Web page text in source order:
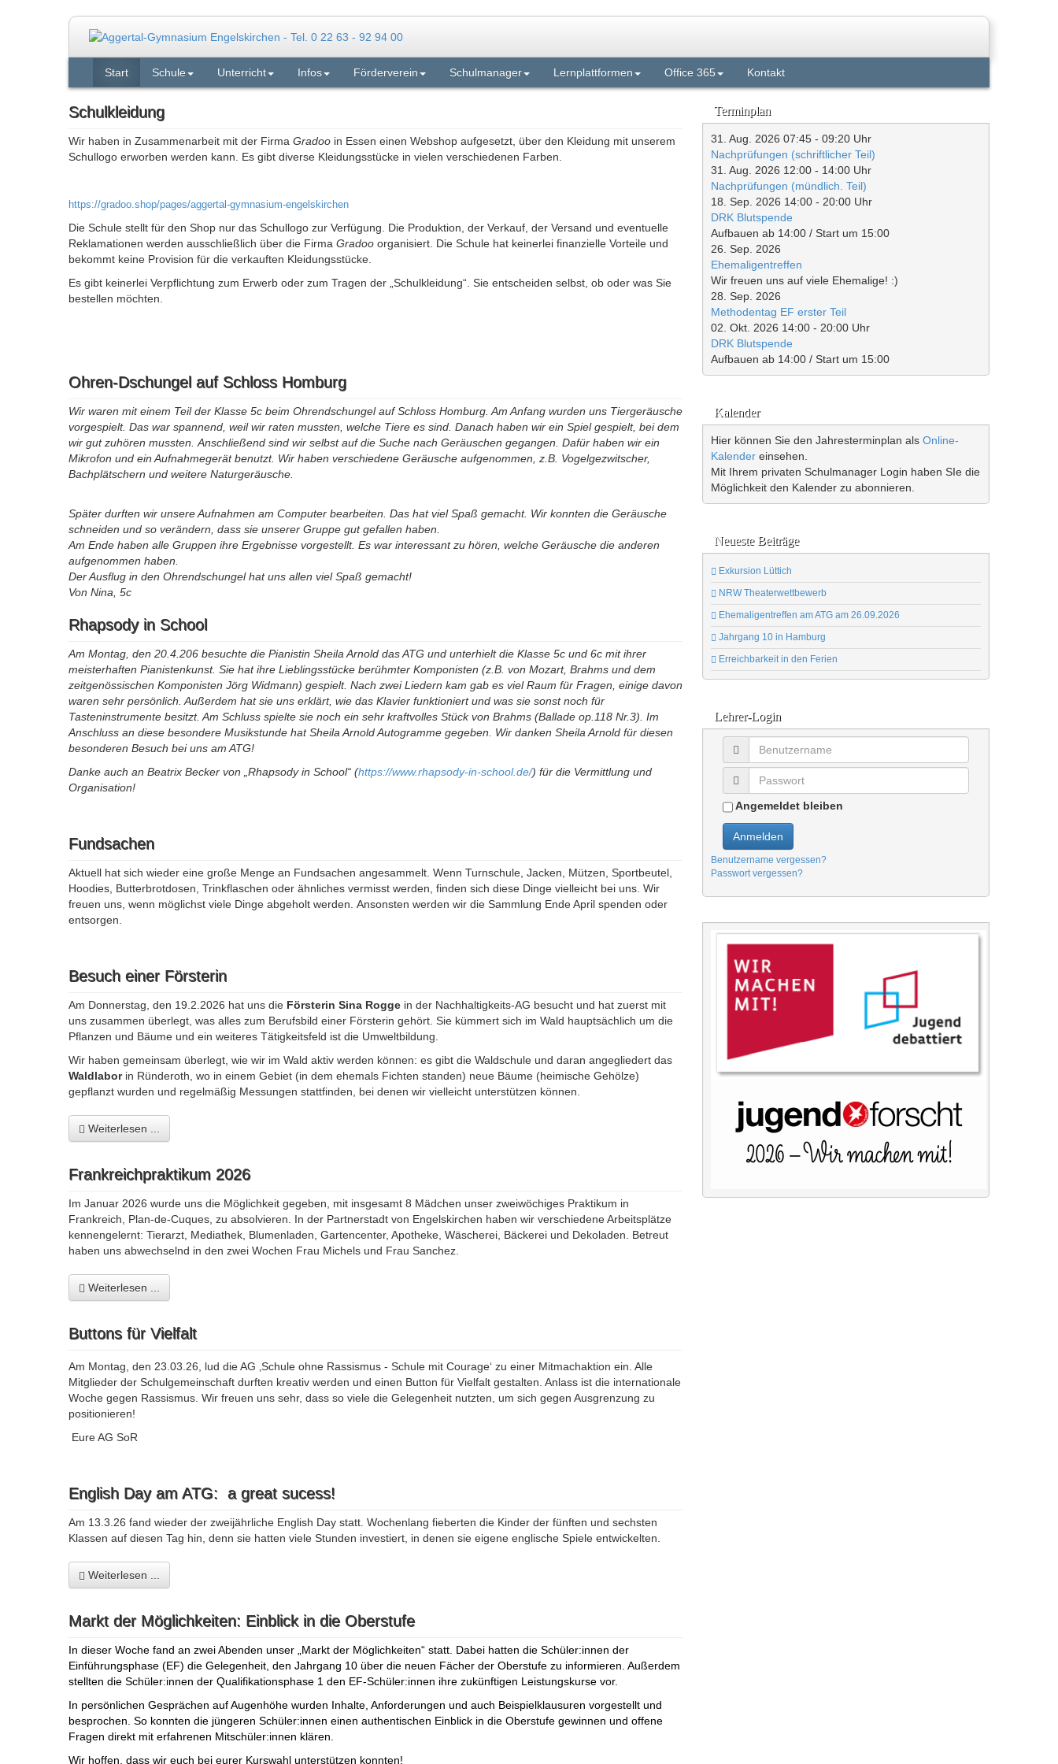
Start Schule Unterricht Infos Förderverein Schulmanager Lernplattformen Office 365 Kontakt
Schulkleidung
Wir haben in Zusammenarbeit mit der Firma Gradoo in Essen einen Webshop aufgesetzt, über den Kleidung mit unserem
Schullogo erworben werden kann. Es gibt diverse Kleidungsstücke in vielen verschiedenen Farben.
https://gradoo.shop/pages/aggertal-gymnasium-engelskirchen
Die Schule stellt für den Shop nur das Schullogo zur Verfügung. Die Produktion, der Verkauf, der Versand und eventuelle
Reklamationen werden ausschließlich über die Firma Gradoo organisiert. Die Schule hat keinerlei finanzielle Vorteile und
bekommt keine Provision für die verkauften Kleidungsstücke.
Es gibt keinerlei Verpflichtung zum Erwerb oder zum Tragen der „Schulkleidung“. Sie entscheiden selbst, ob oder was Sie
bestellen möchten.
Ohren-Dschungel auf Schloss Homburg
Wir waren mit einem Teil der Klasse 5c beim Ohrendschungel auf Schloss Homburg. Am Anfang wurden uns Tiergeräusche
vorgespielt. Das war spannend, weil wir raten mussten, welche Tiere es sind. Danach haben wir ein Spiel gespielt, bei dem
wir gut zuhören mussten. Anschließend sind wir selbst auf die Suche nach Geräuschen gegangen. Dafür haben wir ein
Mikrofon und ein Aufnahmegerät benutzt. Wir haben verschiedene Geräusche aufgenommen, z.B. Vogelgezwitscher,
Bachplätschern und weitere Naturgeräusche.
Später durften wir unsere Aufnahmen am Computer bearbeiten. Das hat viel Spaß gemacht. Wir konnten die Geräusche
schneiden und so verändern, dass sie unserer Gruppe gut gefallen haben.
Am Ende haben alle Gruppen ihre Ergebnisse vorgestellt. Es war interessant zu hören, welche Geräusche die anderen
aufgenommen haben.
Der Ausflug in den Ohrendschungel hat uns allen viel Spaß gemacht!
Von Nina, 5c
Rhapsody in School
Am Montag, den 20.4.206 besuchte die Pianistin Sheila Arnold das ATG und unterhielt die Klasse 5c und 6c mit ihrer
meisterhaften Pianistenkunst. Sie hat ihre Lieblingsstücke berühmter Komponisten (z.B. von Mozart, Brahms und dem
zeitgenössischen Komponisten Jörg Widmann) gespielt. Nach zwei Liedern kam gab es viel Raum für Fragen, einige davon
waren sehr persönlich. Außerdem hat sie uns erklärt, wie das Klavier funktioniert und was sie sonst noch für
Tasteninstrumente besitzt. Am Schluss spielte sie noch ein sehr kraftvolles Stück von Brahms (Ballade op.118 Nr.3). Im
Anschluss an diese besondere Musikstunde hat Sheila Arnold Autogramme gegeben. Wir danken Sheila Arnold für diesen
besonderen Besuch bei uns am ATG!
Danke auch an Beatrix Becker von „Rhapsody in School“ (https://www.rhapsody-in-school.de/) für die Vermittlung und
Organisation!
Fundsachen
Aktuell hat sich wieder eine große Menge an Fundsachen angesammelt. Wenn Turnschule, Jacken, Mützen, Sportbeutel,
Hoodies, Butterbrotdosen, Trinkflaschen oder ähnliches vermisst werden, finden sich diese Dinge vielleicht bei uns. Wir
freuen uns, wenn möglichst viele Dinge abgeholt werden. Ansonsten werden wir die Sammlung Ende April spenden oder
entsorgen.
Besuch einer Försterin
Am Donnerstag, den 19.2.2026 hat uns die Försterin Sina Rogge in der Nachhaltigkeits-AG besucht und hat zuerst mit
uns zusammen überlegt, was alles zum Berufsbild einer Försterin gehört. Sie kümmert sich im Wald hauptsächlich um die
Pflanzen und Bäume und ein weiteres Tätigkeitsfeld ist die Umweltbildung.
Wir haben gemeinsam überlegt, wie wir im Wald aktiv werden können: es gibt die Waldschule und daran angegliedert das
Waldlaborin Ründeroth, wo in einem Gebiet (in dem ehemals Fichten standen) neue Bäume (heimische Gehölze)
gepflanzt wurden und regelmäßig Messungen stattfinden, bei denen wir vielleicht unterstützen können.
Weiterlesen ...
Frankreichpraktikum 2026
Im Januar 2026 wurde uns die Möglichkeit gegeben, mit insgesamt 8 Mädchen unser zweiwöchiges Praktikum in
Frankreich, Plan-de-Cuques, zu absolvieren. In der Partnerstadt von Engelskirchen haben wir verschiedene Arbeitsplätze
kennengelernt: Tierarzt, Mediathek, Blumenladen, Gartencenter, Apotheke, Wäscherei, Bäckerei und Dekoladen. Betreut
haben uns abwechselnd in den zwei Wochen Frau Michels und Frau Sanchez.
Weiterlesen ...
Buttons für Vielfalt
Am Montag, den 23.03.26, lud die AG ‚Schule ohne Rassismus - Schule mit Courage‘ zu einer Mitmachaktion ein. Alle
Mitglieder der Schulgemeinschaft durften kreativ werden und einen Button für Vielfalt gestalten. Anlass ist die internationale
Woche gegen Rassismus. Wir freuen uns sehr, dass so viele die Gelegenheit nutzten, um sich gegen Ausgrenzung zu
positionieren!
Eure AG SoR
English Day am ATG: a great sucess!
Am 13.3.26 fand wieder der zweijährliche English Day statt. Wochenlang fieberten die Kinder der fünften und sechsten
Klassen auf diesen Tag hin, denn sie hatten viele Stunden investiert, in denen sie eigene englische Spiele entwickelten.
Weiterlesen ...
Markt der Möglichkeiten: Einblick in die Oberstufe
In dieser Woche fand an zwei Abenden unser „Markt der Möglichkeiten“ statt. Dabei hatten die Schüler:innen der
Einführungsphase (EF) die Gelegenheit, den Jahrgang 10 über die neuen Fächer der Oberstufe zu informieren. Außerdem
stellten die Schüler:innen der Qualifikationsphase 1 den EF-Schüler:innen ihre zukünftigen Leistungskurse vor.
In persönlichen Gesprächen auf Augenhöhe wurden Inhalte, Anforderungen und auch Beispielklausuren vorgestellt und
besprochen. So konnten die jüngeren Schüler:innen einen authentischen Einblick in die Oberstufe gewinnen und offene
Fragen direkt mit erfahrenen Mitschüler:innen klären.
Wir hoffen, dass wir euch bei eurer Kurswahl unterstützen konnten!
Terminplan
31. Aug. 2026 07:45 - 09:20 Uhr
Nachprüfungen (schriftlicher Teil)
31. Aug. 2026 12:00 - 14:00 Uhr
Nachprüfungen (mündlich. Teil)
18. Sep. 2026 14:00 - 20:00 Uhr
DRK Blutspende
Aufbauen ab 14:00 / Start um 15:00
26. Sep. 2026
Ehemaligentreffen
Wir freuen uns auf viele Ehemalige! :)
28. Sep. 2026
Methodentag EF erster Teil
02. Okt. 2026 14:00 - 20:00 Uhr
DRK Blutspende
Aufbauen ab 14:00 / Start um 15:00
Kalender
Hier können Sie den Jahresterminplan als Online-
Kalender einsehen.
Mit Ihrem privaten Schulmanager Login haben SIe die
Möglichkeit den Kalender zu abonnieren.
Neueste Beiträge
Exkursion Lüttich
NRW Theaterwettbewerb
Ehemaligentreffen am ATG am 26.09.2026
Jahrgang 10 in Hamburg
Erreichbarkeit in den Ferien
Lehrer-Login
Angemeldet bleiben
Anmelden
Benutzername vergessen?
Passwort vergessen?